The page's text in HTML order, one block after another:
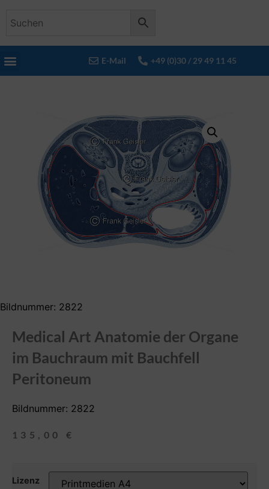
E-Mail +49 (0)30 / 29 49 11 45
Bildnummer: 2822
Medical Art Anatomie der Organe
im Bauchraum mit Bauchfell
Peritoneum
Bildnummer: 2822
135,00 €
Lizenz